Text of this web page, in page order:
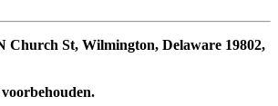
Church St, Wilmington, Delaware 19802,